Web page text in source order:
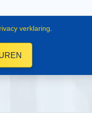
verklaring